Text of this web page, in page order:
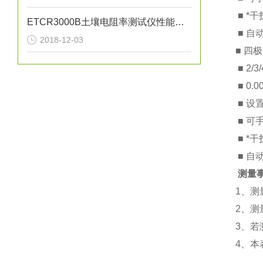
ETCR3000B土壤电阻率测试仪性能特点
2018-12-03
■ *干
■ 自
■ 四
■ 2/
■
■ 设
■ 可
■ *干
■ 自
测量
1、测
2、测
3、若
4、本